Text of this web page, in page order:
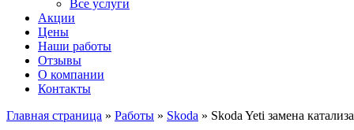
Все услуги
Акции
Цены
Наши работы
Отзывы
О компании
Контакты
Главная страница » Работы » Skoda » Skoda Yeti замена